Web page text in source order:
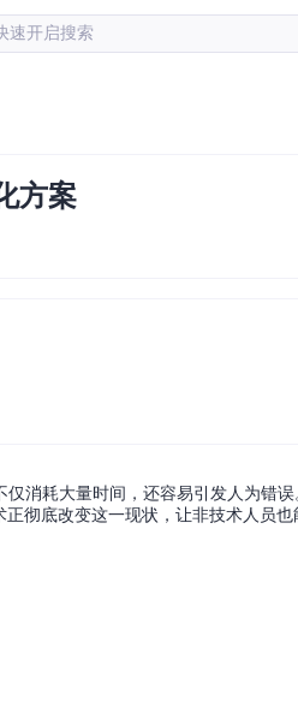
速开启搜索
方案
消耗大量时间，还容易引发人为错
彻底改变这一现状，让非技术人员